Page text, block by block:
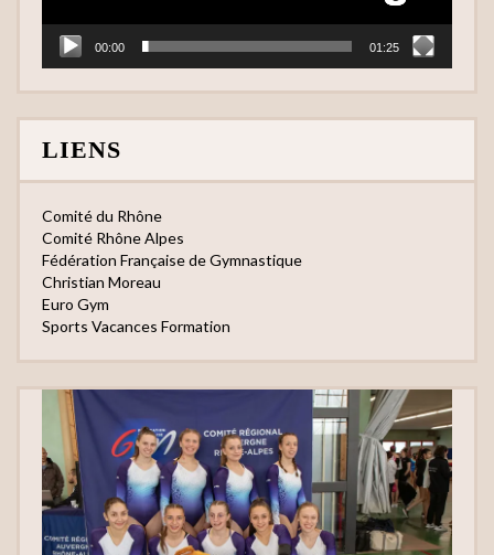
00:00 01:25
LIENS
Comité du Rhône
Comité Rhône Alpes
Fédération Française de Gymnastique
Christian Moreau
Euro Gym
Sports Vacances Formation